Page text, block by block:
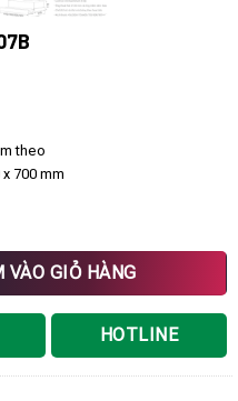
₫.
theo
x 700 mm
VÀO GIỎ HÀNG
HOTLINE